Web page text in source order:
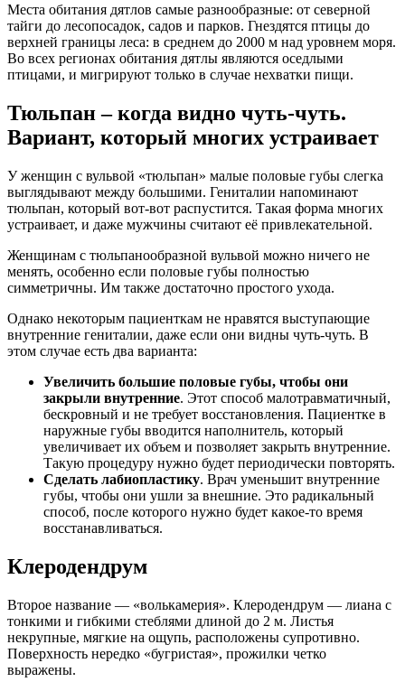
Места обитания дятлов самые разнообразные: от северной
тайги до лесопосадок, садов и парков. Гнездятся птицы до
верхней границы леса: в среднем до 2000 м над уровнем моря.
Во всех регионах обитания дятлы являются оседлыми
птицами, и мигрируют только в случае нехватки пищи.
Тюльпан – когда видно чуть-чуть.
Вариант, который многих устраивает
У женщин с вульвой «тюльпан» малые половые губы слегка
выглядывают между большими. Гениталии напоминают
тюльпан, который вот-вот распустится. Такая форма многих
устраивает, и даже мужчины считают её привлекательной.
Женщинам с тюльпанообразной вульвой можно ничего не
менять, особенно если половые губы полностью
симметричны. Им также достаточно простого ухода.
Однако некоторым пациенткам не нравятся выступающие
внутренние гениталии, даже если они видны чуть-чуть. В
этом случае есть два варианта:
Увеличить большие половые губы, чтобы они
закрыли внутренние. Этот способ малотравматичный,
бескровный и не требует восстановления. Пациентке в
наружные губы вводится наполнитель, который
увеличивает их объем и позволяет закрыть внутренние.
Такую процедуру нужно будет периодически повторять.
Сделать лабиопластику. Врач уменьшит внутренние
губы, чтобы они ушли за внешние. Это радикальный
способ, после которого нужно будет какое-то время
восстанавливаться.
Клеродендрум
Второе название — «волькамерия». Клеродендрум — лиана с
тонкими и гибкими стеблями длиной до 2 м. Листья
некрупные, мягкие на ощупь, расположены супротивно.
Поверхность нередко «бугристая», прожилки четко
выражены.